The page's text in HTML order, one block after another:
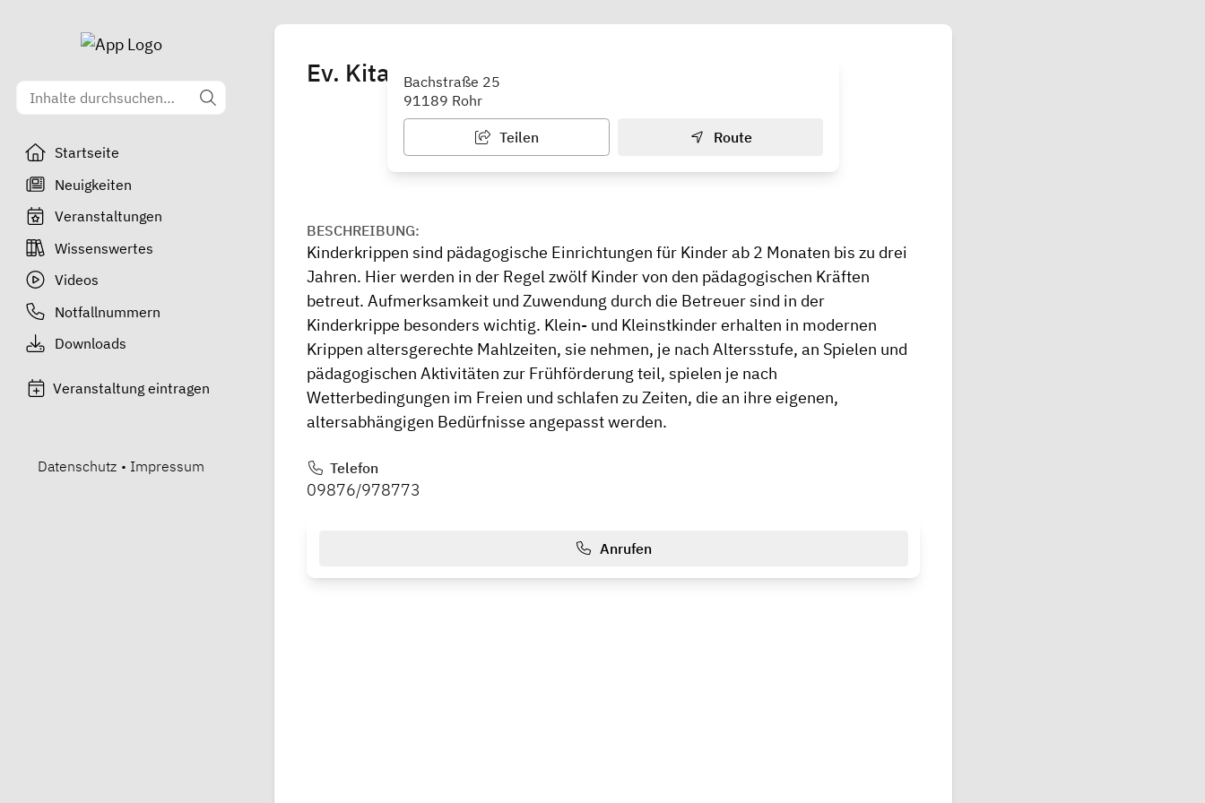
Startseite
Neuigkeiten
Veranstaltungen
Wissenswertes
Videos
Notfallnummern
Downloads
Veranstaltung eintragen
Datenschutz • Impressum
Ev. Kita St. Emmeram, Krippe Regelsbach
Bachstraße 25
91189 Rohr
Teilen Route
BESCHREIBUNG:
Kinderkrippen sind pädagogische Einrichtungen für Kinder ab 2 Monaten bis zu drei
Jahren. Hier werden in der Regel zwölf Kinder von den pädagogischen Kräften
betreut. Aufmerksamkeit und Zuwendung durch die Betreuer sind in der
Kinderkrippe besonders wichtig. Klein- und Kleinstkinder erhalten in modernen
Krippen altersgerechte Mahlzeiten, sie nehmen, je nach Altersstufe, an Spielen und
pädagogischen Aktivitäten zur Frühförderung teil, spielen je nach
Wetterbedingungen im Freien und schlafen zu Zeiten, die an ihre eigenen,
altersabhängigen Bedürfnisse angepasst werden.
Telefon
09876/978773
Anrufen